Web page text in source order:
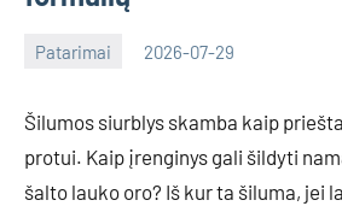
Patarimai 2026-07-29
Šilumos siurblys skamba kaip
protui. Kaip įrenginys gali šildyti
šalto lauko oro? Iš kur ta šiluma, jei